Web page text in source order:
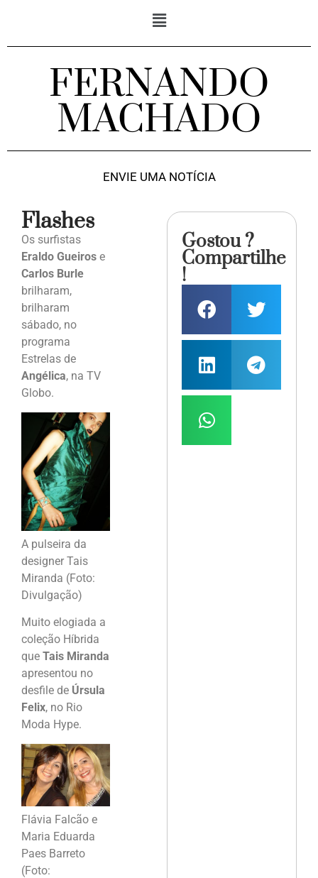
FERNANDO
MACHADO
ENVIE UMA NOTÍCIA
Flashes
Os surfistas
Eraldo Gueiros e
Carlos Burle
brilharam,
brilharam
sábado, no
programa
Estrelas de
Angélica, na TV
Globo.
A pulseira da
designer Tais
Miranda (Foto:
Divulgação)
Muito elogiada a
coleção Híbrida
que Tais Miranda
apresentou no
desfile de Úrsula
Felix, no Rio
Moda Hype.
Flávia Falcão e
Maria Eduarda
Paes Barreto
(Foto:
Gostou ?
Compartilhe
!